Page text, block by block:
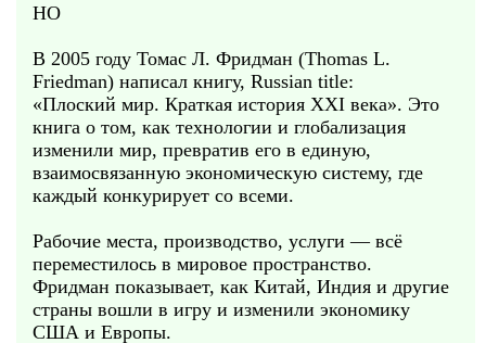
НО
В 2005 году Томас Л. Фридман (Thomas L.
Friedman) написал книгу, Russian title:
«Плоский мир. Краткая история XXI века». Это
книга о том, как технологии и глобализация
изменили мир, превратив его в единую,
взаимосвязанную экономическую систему, где
каждый конкурирует со всеми.
Рабочие места, производство, услуги — всё
переместилось в мировое пространство.
Фридман показывает, как Китай, Индия и другие
страны вошли в игру и изменили экономику
США и Европы.